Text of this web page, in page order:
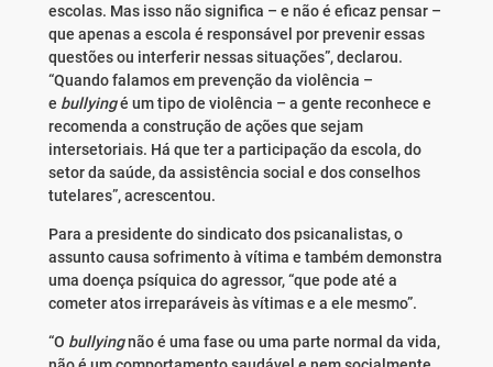
escolas. Mas isso não significa – e não é eficaz pensar –
que apenas a escola é responsável por prevenir essas
questões ou interferir nessas situações”, declarou.
“Quando falamos em prevenção da violência –
e bullyingé um tipo de violência – a gente reconhece e
recomenda a construção de ações que sejam
intersetoriais. Há que ter a participação da escola, do
setor da saúde, da assistência social e dos conselhos
tutelares”, acrescentou.
Para a presidente do sindicato dos psicanalistas, o
assunto causa sofrimento à vítima e também demonstra
uma doença psíquica do agressor, “que pode até a
cometer atos irreparáveis às vítimas e a ele mesmo”.
“O bullyingnão é uma fase ou uma parte normal da vida,